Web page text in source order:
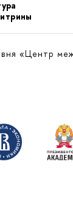
«Центр